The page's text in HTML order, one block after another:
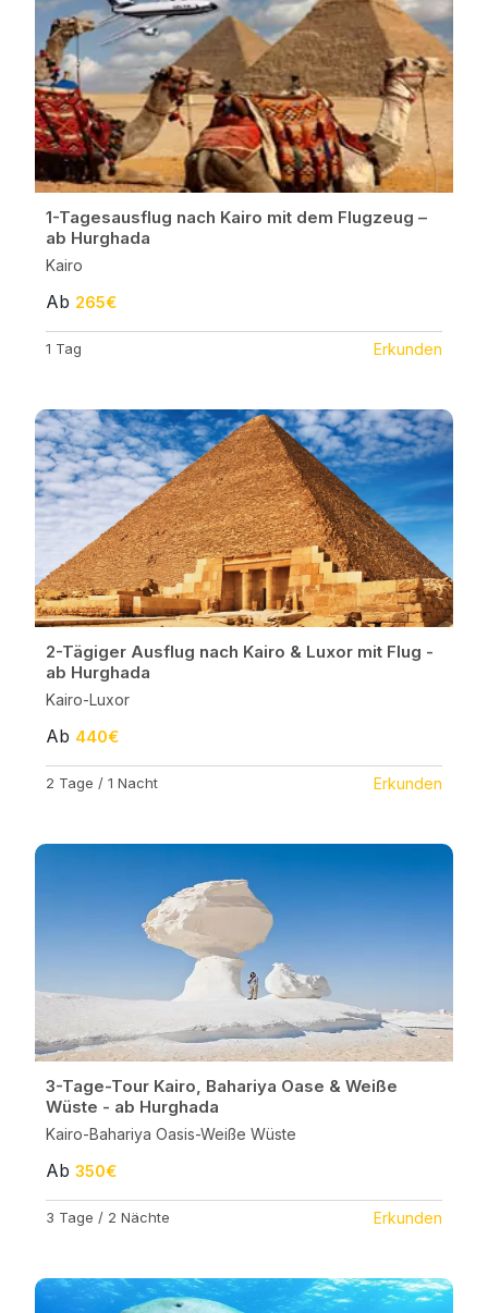
1-Tagesausflug nach Kairo mit dem Flugzeug –
ab Hurghada
Kairo
Ab 265€
1 Tag Erkunden
2-Tägiger Ausflug nach Kairo & Luxor mit Flug -
ab Hurghada
Kairo-Luxor
Ab 440€
2 Tage / 1 Nacht Erkunden
3-Tage-Tour Kairo, Bahariya Oase & Weiße
Wüste - ab Hurghada
Kairo-Bahariya Oasis-Weiße Wüste
Ab 350€
3 Tage / 2 Nächte Erkunden